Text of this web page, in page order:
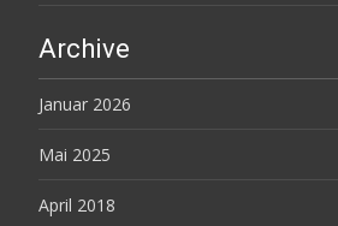
Archive
Januar 2026
Mai 2025
April 2018